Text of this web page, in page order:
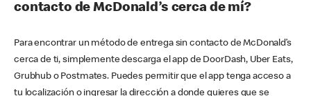
contacto de McDonald’s cerca de mí?
Para encontrar un método de entrega sin contacto de McDonald’s
cerca de ti, simplemente descarga el app de DoorDash, Uber Eats,
Grubhub o Postmates. Puedes permitir que el app tenga acceso a
tu localización o ingresar la dirección a donde quieres que se